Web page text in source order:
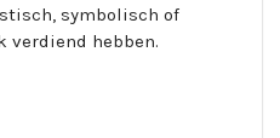
symbolisch of
verdiend hebben.